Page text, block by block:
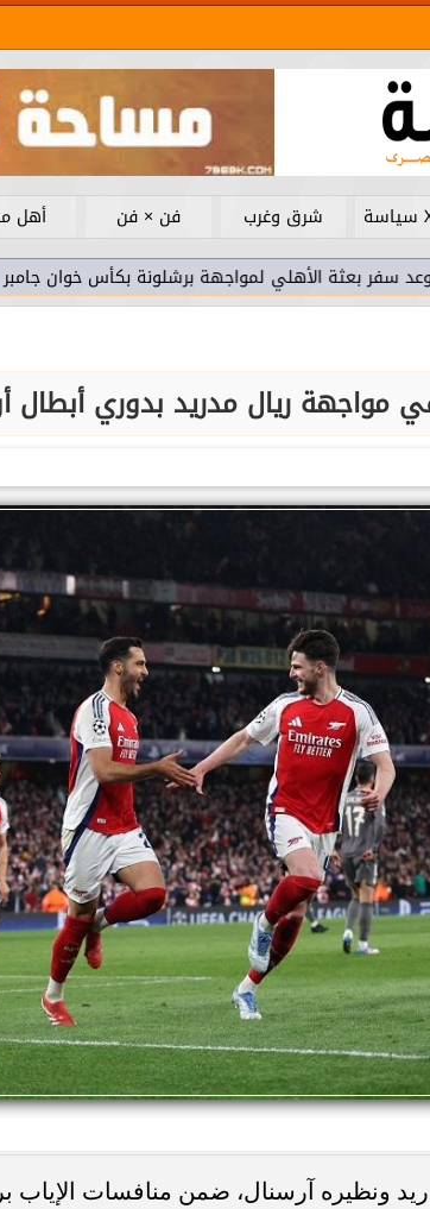
شرق وغرب فن × فن أهل
الأهلي لمواجهة برشلونة بكأس خوان جامبر
مواجهة ريال مدريد بدوري أبطال
ونظيره آرسنال، ضمن منافسات الإياب